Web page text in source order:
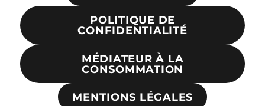
POLITIQUE DE
CONFIDENTIALITÉ
MÉDIATEUR À LA
CONSOMMATION
MENTIONS LÉGALES